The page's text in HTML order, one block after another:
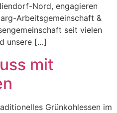
Nord, engagieren
Arbeitsgemeinschaft &
seit vielen
unsere […]
mit
Grünkohlessen im